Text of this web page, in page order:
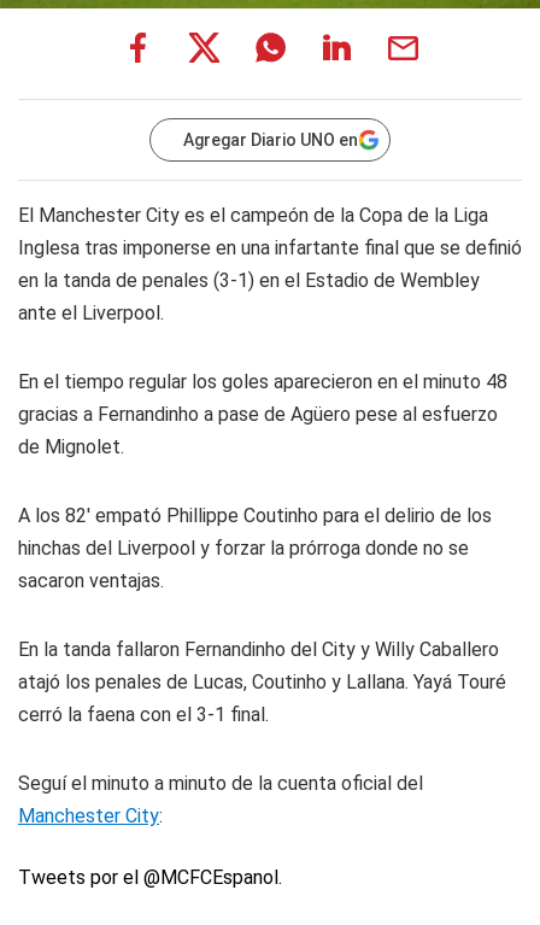
Agregar Diario UNO en
El Manchester City es el campeón de la Copa de la Liga
Inglesa tras imponerse en una infartante final que se definió
en la tanda de penales (3-1) en el Estadio de Wembley
ante el Liverpool.
En el tiempo regular los goles aparecieron en el minuto 48
gracias a Fernandinho a pase de Agüero pese al esfuerzo
de Mignolet.
A los 82′ empató Phillippe Coutinho para el delirio de los
hinchas del Liverpool y forzar la prórroga donde no se
sacaron ventajas.
En la tanda fallaron Fernandinho del City y Willy Caballero
atajó los penales de Lucas, Coutinho y Lallana. Yayá Touré
cerró la faena con el 3-1 final.
Seguí el minuto a minuto de la cuenta oficial del
Manchester City:
Tweets por el @MCFCEspanol.